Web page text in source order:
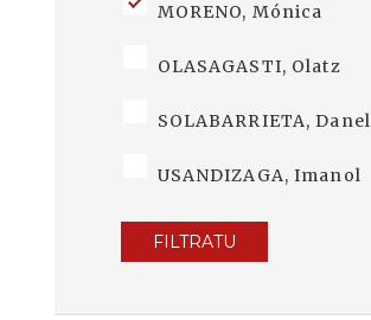
MORENO, Mónica
OLASAGASTI, Olatz
SOLABARRIETA, Danel
USANDIZAGA, Imanol
FILTRATU